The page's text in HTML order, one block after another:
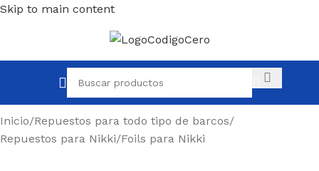
Skip to main content
Inicio/Repuestos para todo tipo de barcos/
Repuestos para Nikki/Foils para Nikki